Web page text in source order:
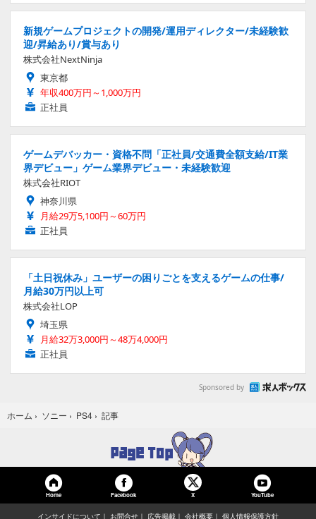
新規ゲームプロジェクトの開発/運用ディレクター/未経験歓
迎/昇給あり/賞与あり
株式会社NextNinja
東京都
年収400万円～1,000万円
正社員
ゲームデバッカー・資格不問「正社員/交通費全額支給/IT業
界デビュー」ゲーム業界デビュー・未経験歓迎
株式会社RIOT
神奈川県
月給29万5,100円～60万円
正社員
「土日祝休み」ユーザーの困りごとを支えるゲームの仕事/
月給30万円以上可
株式会社LOP
埼玉県
月給32万3,000円～48万4,000円
正社員
Sponsored by
ホーム › ソニー › PS4 › 記事
Home Facebook X YouTube
インサイドについて お問合せ 広告掲載 会社概要 個人情報保護方針